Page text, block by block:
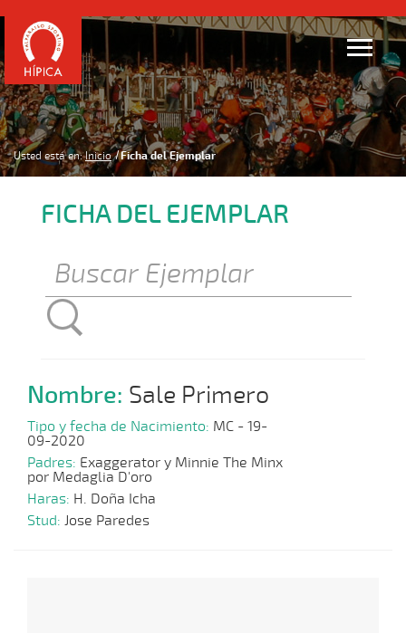
Usted está en: Inicio Ficha del Ejemplar
FICHA DEL EJEMPLAR
Nombre: Sale Primero
Tipo y fecha de Nacimiento: MC - 19-
09-2020
Padres: Exaggerator y Minnie The Minx
por Medaglia D'oro
Haras: H. Doña Icha
Stud: Jose Paredes